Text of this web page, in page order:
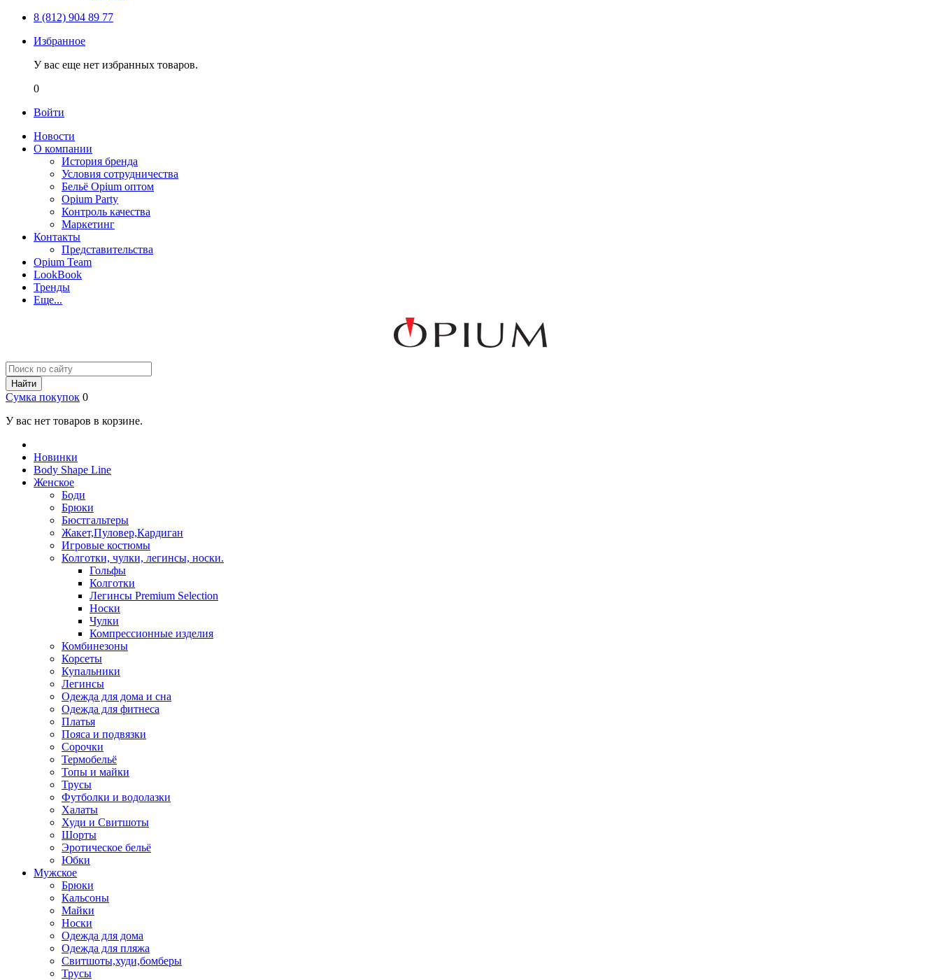
8 (812) 904 89 77
Избранное
У вас еще нет избранных товаров.
0
Войти
Новости
О компании
История бренда
Условия сотрудничества
Бельё Opium оптом
Opium Party
Контроль качества
Маркетинг
Контакты
Представительства
Opium Team
LookBook
Тренды
Еще...
Найти
Сумка покупок 0
У вас нет товаров в корзине.
Новинки
Body Shape Line
Женское
Боди
Брюки
Бюстгальтеры
Жакет,Пуловер,Кардиган
Игровые костюмы
Колготки, чулки, легинсы, носки.
Гольфы
Колготки
Легинсы Premium Selection
Носки
Чулки
Компрессионные изделия
Комбинезоны
Корсеты
Купальники
Легинсы
Одежда для дома и сна
Одежда для фитнеса
Платья
Пояса и подвязки
Сорочки
Термобельё
Топы и майки
Трусы
Футболки и водолазки
Халаты
Худи и Свитшоты
Шорты
Эротическое бельё
Юбки
Мужское
Брюки
Кальсоны
Майки
Носки
Одежда для дома
Одежда для пляжа
Свитшоты,худи,бомберы
Трусы